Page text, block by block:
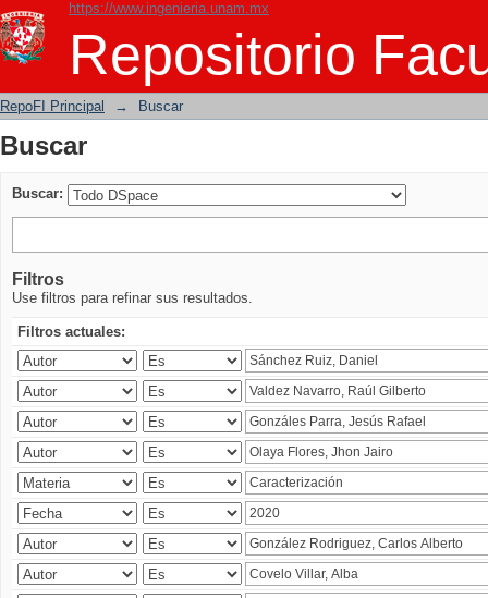
https://www.ingenieria.unam.mx
Repositorio
Buscar
RepoFI Principal → Buscar
Buscar
Buscar:
Filtros
Use filtros para refinar sus resultados.
Filtros actuales: